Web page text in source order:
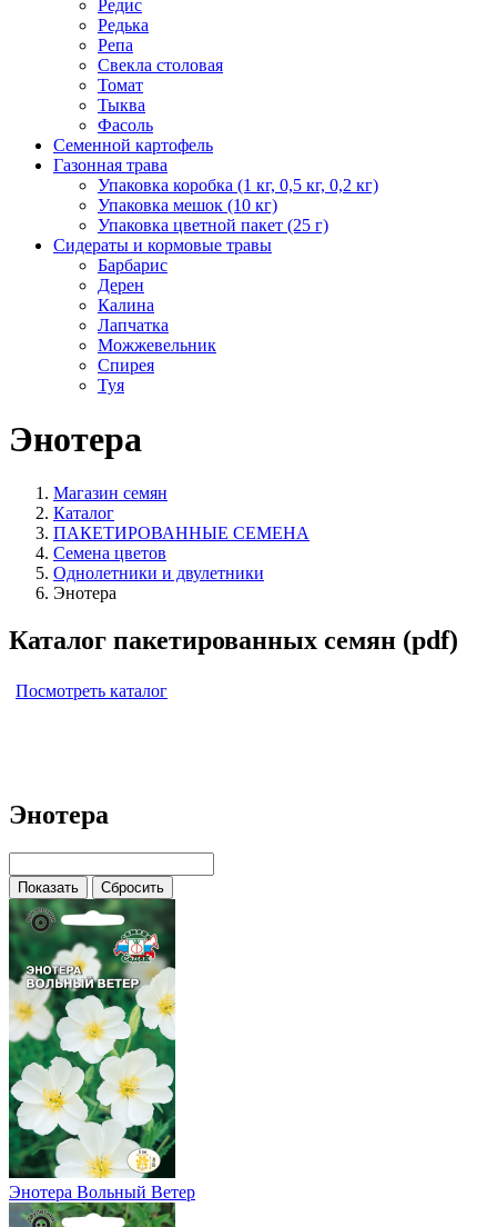
Редис
Редька
Репа
Свекла столовая
Томат
Тыква
Фасоль
Семенной картофель
Газонная трава
Упаковка коробка (1 кг, 0,5 кг, 0,2 кг)
Упаковка мешок (10 кг)
Упаковка цветной пакет (25 г)
Сидераты и кормовые травы
Барбарис
Дерен
Калина
Лапчатка
Можжевельник
Спирея
Туя
Энотера
Магазин семян
Каталог
ПАКЕТИРОВАННЫЕ СЕМЕНА
Семена цветов
Однолетники и двулетники
Энотера
Каталог пакетированных семян (pdf)
Посмотреть каталог
Энотера
Энотера Вольный Ветер